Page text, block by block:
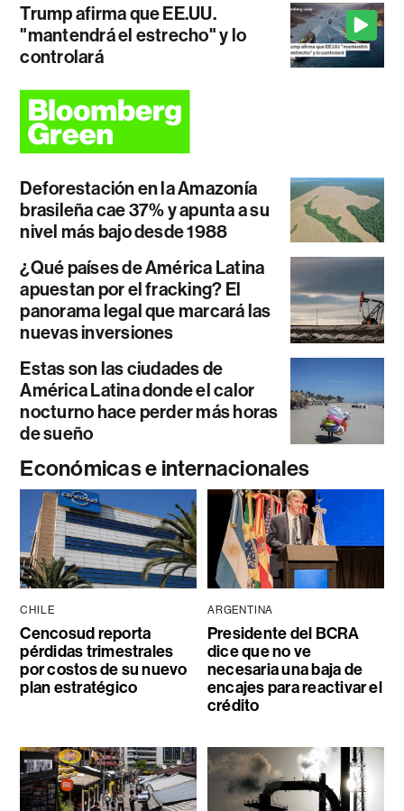
Trump afirma que EE.UU.
"mantendrá el estrecho" y lo
controlará
Deforestación en la Amazonía
brasileña cae 37% y apunta a su
nivel más bajo desde 1988
¿Qué países de América Latina
apuestan por el fracking? El
panorama legal que marcará las
nuevas inversiones
Estas son las ciudades de
América Latina donde el calor
nocturno hace perder más horas
de sueño
Económicas e internacionales
CHILE
Cencosud reporta
pérdidas trimestrales
por costos de su nuevo
plan estratégico
ARGENTINA
Presidente del BCRA
dice que no ve
necesaria una baja de
encajes para reactivar el
crédito